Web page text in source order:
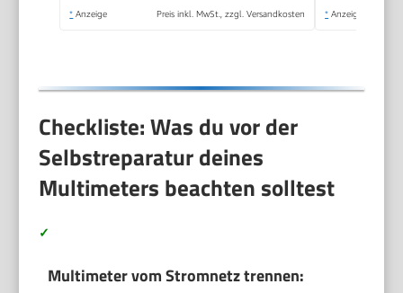
* Anzeige Preis inkl. MwSt., zzgl. Versandkosten * Anzeige
Checkliste: Was du vor der
Selbstreparatur deines
Multimeters beachten solltest
✓
Multimeter vom Stromnetz trennen: